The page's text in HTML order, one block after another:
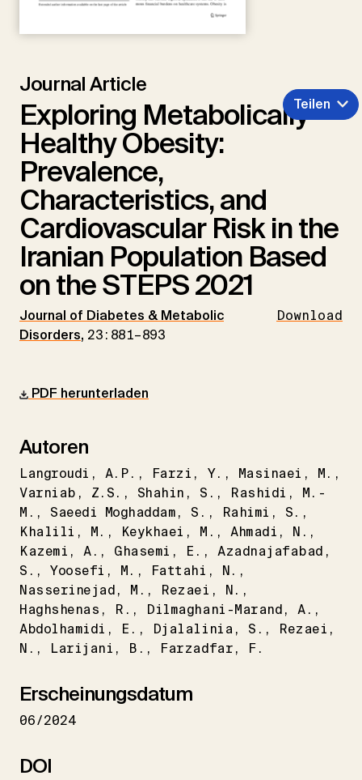
Journal Article
Exploring Metabolically
Healthy Obesity:
Prevalence,
Characteristics, and
Cardiovascular Risk in the
Iranian Population Based
on the STEPS 2021
Journal of Diabetes & Metabolic
Disorders, 23:881–893
Download
Teilen
PDF herunterladen
Autoren
Langroudi A.P. Farzi Y. Masinaei
M.
Varniab
Z.S. Shahin S. Rashidi
M.-
M.
Saeedi Moghaddam S. Rahimi
S.
Khalili
M. Keykhaei M. Ahmadi
N.
Kazemi
A. Ghasemi E.
Azadnajafabad
S.
Yoosefi M. Fattahi
N.
Nasserinejad
M. Rezaei
N.
Haghshenas
R. Dilmaghani-Marand
A.
Abdolhamidi
E. Djalalinia S.
Rezaei
N.
Larijani B. Farzadfar F.
Erscheinungsdatum
06/2024
DOI